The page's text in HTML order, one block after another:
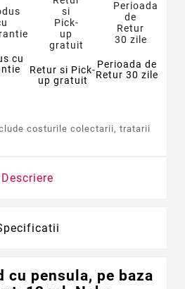
cu
Retur si Pick-
up gratuit
Perioada de
Retur 30 zile
costurile colectarii, tratarii
Descriere
pensula, pe baza